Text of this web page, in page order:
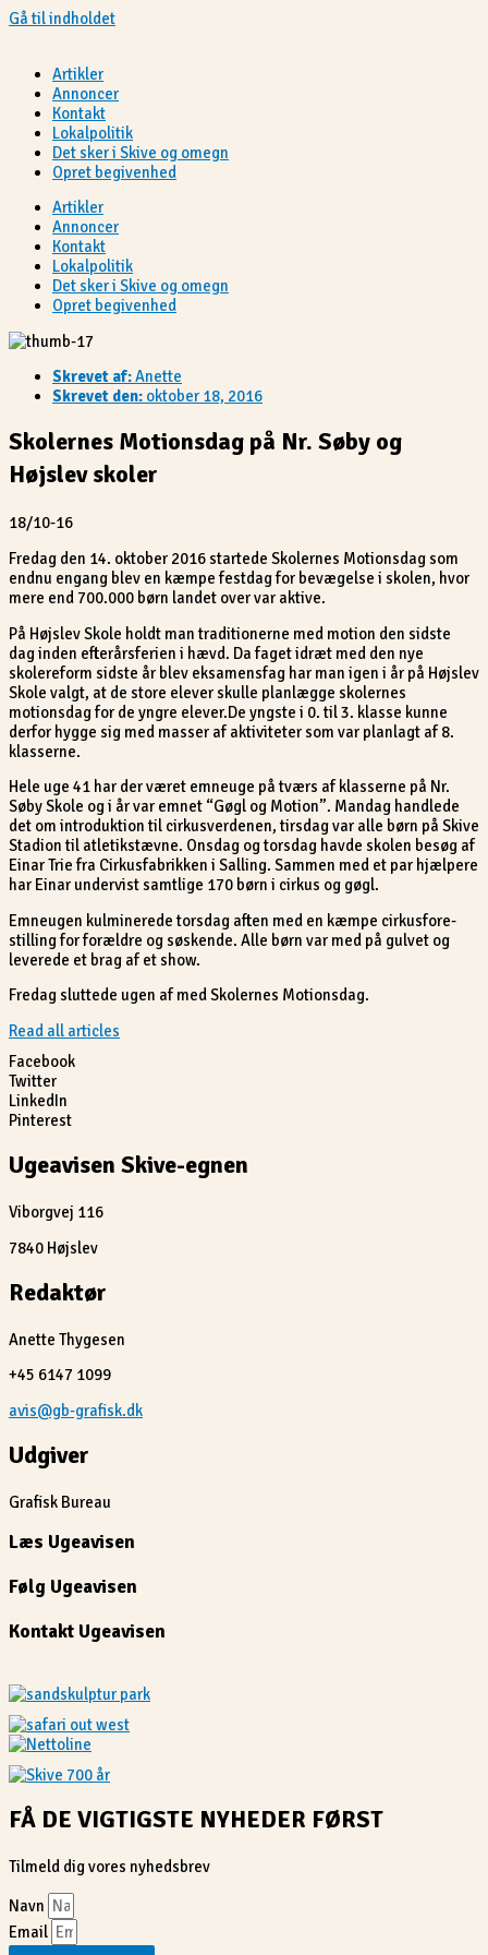
Gå til indholdet
Artikler
Annoncer
Kontakt
Lokalpolitik
Det sker i Skive og omegn
Opret begivenhed
Artikler
Annoncer
Kontakt
Lokalpolitik
Det sker i Skive og omegn
Opret begivenhed
Skrevet af:Anette
Skrevet den: oktober 18, 2016
Skolernes Motionsdag på Nr. Søby og
Højslev skoler
18/10-16
Fredag den 14. oktober 2016 startede Skolernes Motionsdag som
endnu engang blev en kæmpe festdag for bevægelse i skolen, hvor
mere end 700.000 børn landet over var aktive.
På Højslev Skole holdt man traditionerne med motion den sidste
dag inden efterårsferien i hævd. Da faget idræt med den nye
skolereform sidste år blev eksamensfag har man igen i år på Højslev
Skole valgt, at de store elever skulle planlægge skolernes
motionsdag for de yngre elever.De yngste i 0. til 3. klasse kunne
derfor hygge sig med masser af aktiviteter som var planlagt af 8.
klasserne.
Hele uge 41 har der været emneuge på tværs af klasserne på Nr.
Søby Skole og i år var emnet “Gøgl og Motion”. Mandag handlede
det om introduktion til cirkusverdenen, tirsdag var alle børn på Skive
Stadion til atletikstævne. Onsdag og torsdag havde skolen besøg af
Einar Trie fra Cirkusfabrikken i Salling. Sammen med et par hjælpere
har Einar undervist samtlige 170 børn i cirkus og gøgl.
Emneugen kulminerede torsdag aften med en kæmpe cirkusfore-
stilling for forældre og søskende. Alle børn var med på gulvet og
leverede et brag af et show.
Fredag sluttede ugen af med Skolernes Motionsdag.
Read all articles
Facebook
Twitter
LinkedIn
Pinterest
Ugeavisen Skive-egnen
Viborgvej 116
7840 Højslev
Redaktør
Anette Thygesen
+45 6147 1099
avis@gb-grafisk.dk
Udgiver
Grafisk Bureau
Læs Ugeavisen
Følg Ugeavisen
Kontakt Ugeavisen
FÅ DE VIGTIGSTE NYHEDER FØRST
Tilmeld dig vores nyhedsbrev
Navn
Email